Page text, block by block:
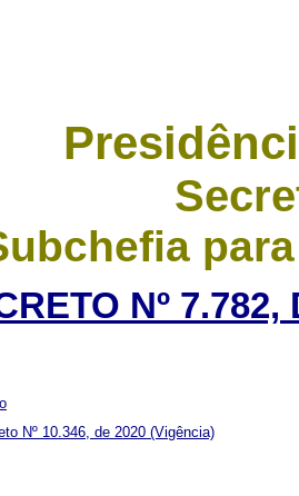
Nº
Nº 10.346, de 2020 (Vigência)